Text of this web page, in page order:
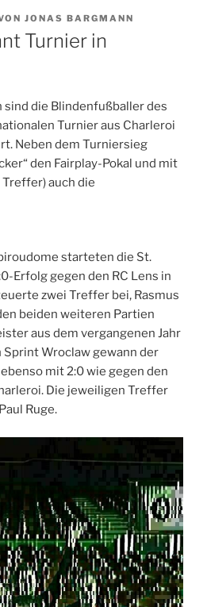
JONAS BARGMANN
Turnier in
sind die Blindenfußballer des
Turnier aus Charleroi
Neben dem Turniersieg
den Fairplay-Pokal und mit
auch die
starteten die St.
Erfolg gegen den RC Lens in
zwei Treffer bei, Rasmus
beiden weiteren Partien
aus dem vergangenen Jahr
Sprint Wroclaw gewann der
mit 2:0 wie gegen den
Die jeweiligen Treffer
Ruge.